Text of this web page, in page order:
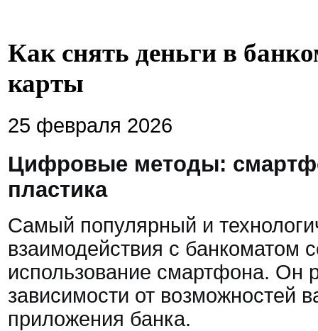
Как снять деньги в
карты
25 февраля 2026
Цифровые методы:
пластика
Самый популярный и
взаимодействия с банкоматом
использование смартфона. Он
зависимости от возможностей
приложения банка.